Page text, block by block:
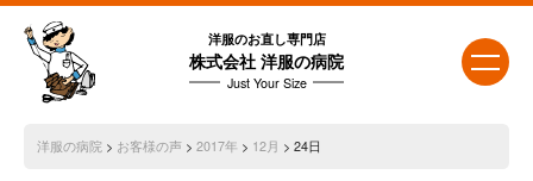
洋服のお直し専門店
株式会社 洋服の病院
Just Your Size
洋服の病院 > お客様の声> 2017年 > 12月 > 24日